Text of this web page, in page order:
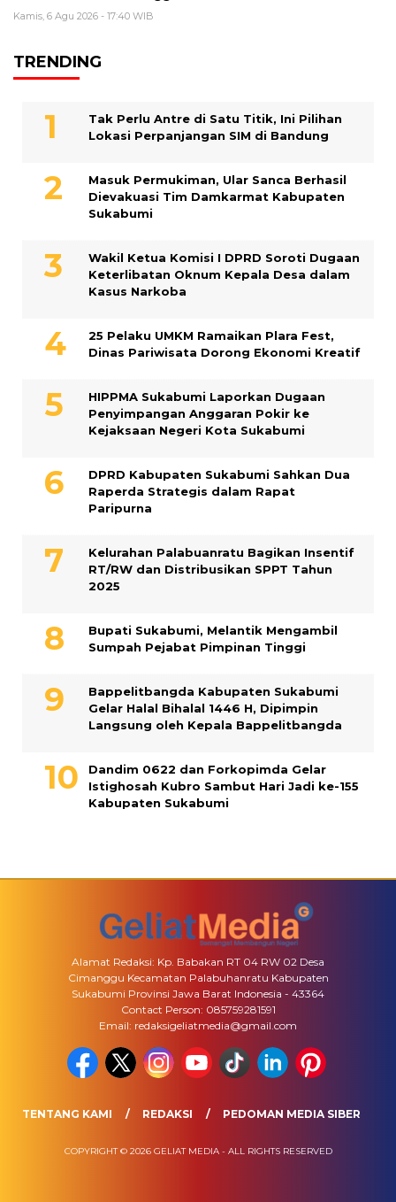
Kamis, 6 Agu 2026 - 17:40 WIB
TRENDING
Tak Perlu Antre di Satu Titik, Ini Pilihan
Lokasi Perpanjangan SIM di Bandung
Masuk Permukiman, Ular Sanca Berhasil
Dievakuasi Tim Damkarmat Kabupaten
Sukabumi
Wakil Ketua Komisi I DPRD Soroti Dugaan
Keterlibatan Oknum Kepala Desa dalam
Kasus Narkoba
25 Pelaku UMKM Ramaikan Plara Fest,
Dinas Pariwisata Dorong Ekonomi Kreatif
HIPPMA Sukabumi Laporkan Dugaan
Penyimpangan Anggaran Pokir ke
Kejaksaan Negeri Kota Sukabumi
DPRD Kabupaten Sukabumi Sahkan Dua
Raperda Strategis dalam Rapat
Paripurna
Kelurahan Palabuanratu Bagikan Insentif
RT/RW dan Distribusikan SPPT Tahun
2025
Bupati Sukabumi, Melantik Mengambil
Sumpah Pejabat Pimpinan Tinggi
Bappelitbangda Kabupaten Sukabumi
Gelar Halal Bihalal 1446 H, Dipimpin
Langsung oleh Kepala Bappelitbangda
Dandim 0622 dan Forkopimda Gelar
Istighosah Kubro Sambut Hari Jadi ke-155
Kabupaten Sukabumi
Alamat Redaksi: Kp. Babakan RT 04 RW 02 Desa
Cimanggu Kecamatan Palabuhanratu Kabupaten
Sukabumi Provinsi Jawa Barat Indonesia - 43364
Contact Person: 085759281591
Email: redaksigeliatmedia@gmail.com
TENTANG KAMI REDAKSI PEDOMAN MEDIA SIBER
COPYRIGHT © 2026 GELIAT MEDIA - ALL RIGHTS RESERVED